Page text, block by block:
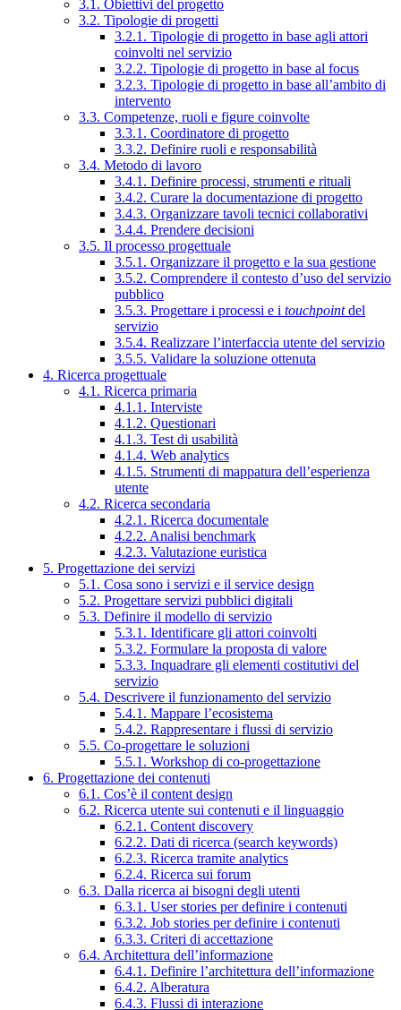
3.1. Obiettivi del progetto
3.2. Tipologie di progetti
3.2.1. Tipologie di progetto in base agli attori
coinvolti nel servizio
3.2.2. Tipologie di progetto in base al focus
3.2.3. Tipologie di progetto in base all’ambito di
intervento
3.3. Competenze, ruoli e figure coinvolte
3.3.1. Coordinatore di progetto
3.3.2. Definire ruoli e responsabilità
3.4. Metodo di lavoro
3.4.1. Definire processi, strumenti e rituali
3.4.2. Curare la documentazione di progetto
3.4.3. Organizzare tavoli tecnici collaborativi
3.4.4. Prendere decisioni
3.5. Il processo progettuale
3.5.1. Organizzare il progetto e la sua gestione
3.5.2. Comprendere il contesto d’uso del servizio
pubblico
3.5.3. Progettare i processi e i touchpointdel
servizio
3.5.4. Realizzare l’interfaccia utente del servizio
3.5.5. Validare la soluzione ottenuta
4. Ricerca progettuale
4.1. Ricerca primaria
4.1.1. Interviste
4.1.2. Questionari
4.1.3. Test di usabilità
4.1.4. Web analytics
4.1.5. Strumenti di mappatura dell’esperienza
utente
4.2. Ricerca secondaria
4.2.1. Ricerca documentale
4.2.2. Analisi benchmark
4.2.3. Valutazione euristica
5. Progettazione dei servizi
5.1. Cosa sono i servizi e il service design
5.2. Progettare servizi pubblici digitali
5.3. Definire il modello di servizio
5.3.1. Identificare gli attori coinvolti
5.3.2. Formulare la proposta di valore
5.3.3. Inquadrare gli elementi costitutivi del
servizio
5.4. Descrivere il funzionamento del servizio
5.4.1. Mappare l’ecosistema
5.4.2. Rappresentare i flussi di servizio
5.5. Co-progettare le soluzioni
5.5.1. Workshop di co-progettazione
6. Progettazione dei contenuti
6.1. Cos’è il content design
6.2. Ricerca utente sui contenuti e il linguaggio
6.2.1. Content discovery
6.2.2. Dati di ricerca (search keywords)
6.2.3. Ricerca tramite analytics
6.2.4. Ricerca sui forum
6.3. Dalla ricerca ai bisogni degli utenti
6.3.1. User stories per definire i contenuti
6.3.2. Job stories per definire i contenuti
6.3.3. Criteri di accettazione
6.4. Architettura dell’informazione
6.4.1. Definire l’architettura dell’informazione
6.4.2. Alberatura
6.4.3. Flussi di interazione